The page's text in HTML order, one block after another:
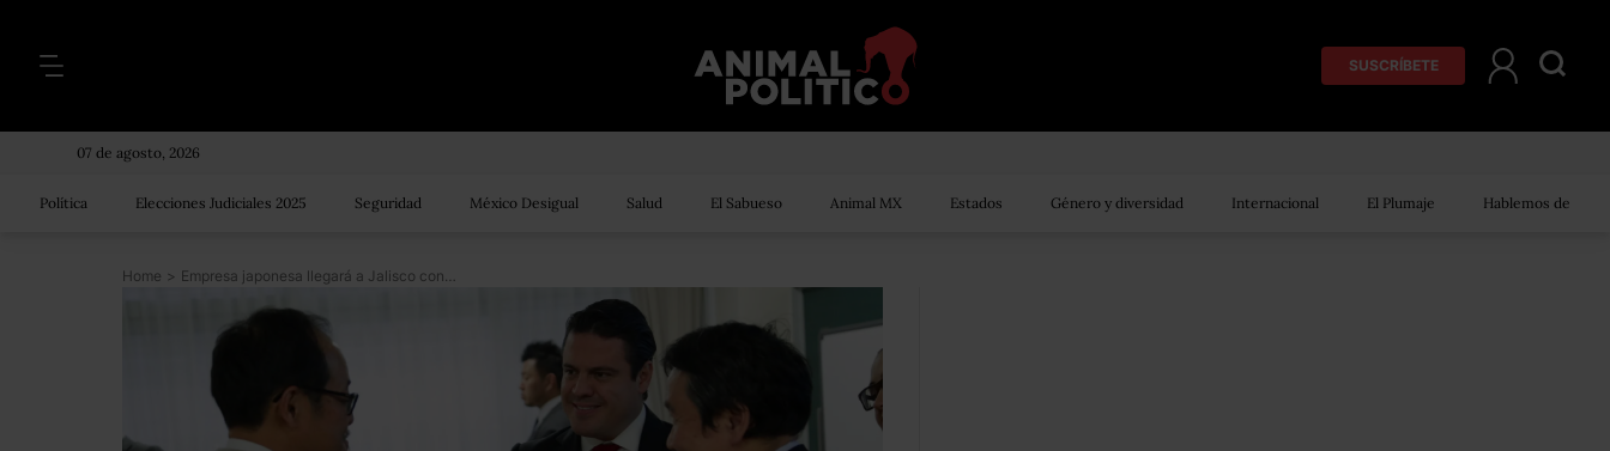
SUSCRÍBETE
07 de agosto, 2026
Política Elecciones Judiciales 2025 Seguridad México Desigual Salud El Sabueso Animal MX Estados Género y diversidad Internacional El Plumaje Hablemos de
Home > Empresa japonesa llegará a Jalisco con una inversión iniciar de 2 mdd